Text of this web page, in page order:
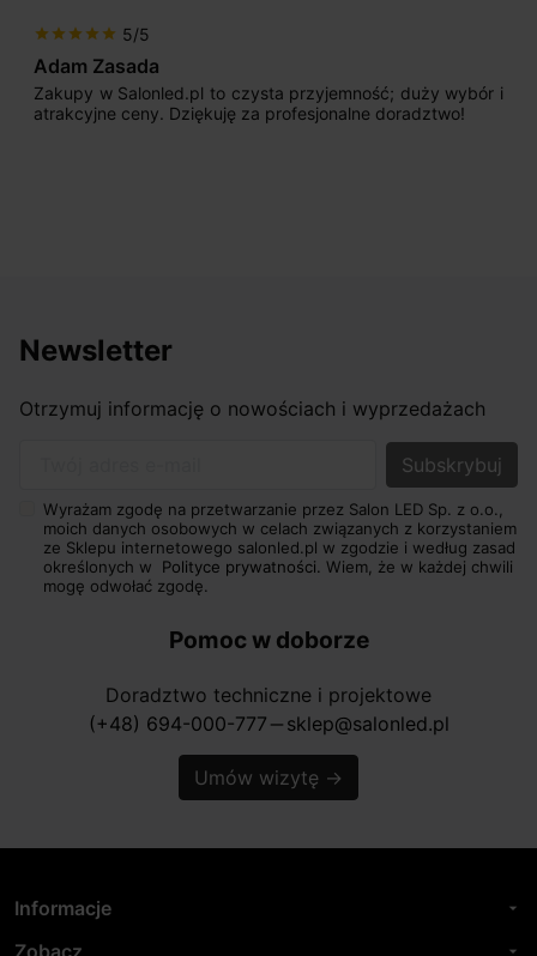
star star star star star 5/5
Adam Zasada
Zakupy w Salonled.pl to czysta przyjemność; duży wybór i
atrakcyjne ceny. Dziękuję za profesjonalne doradztwo!
Newsletter
Otrzymuj informację o nowościach i wyprzedażach
Wyrażam zgodę na przetwarzanie przez Salon LED Sp. z o.o.,
moich danych osobowych w celach związanych z korzystaniem
ze Sklepu internetowego salonled.pl w zgodzie i według zasad
określonych w Polityce prywatności. Wiem, że w każdej chwili
mogę odwołać zgodę.
Pomoc w doborze
Doradztwo techniczne i projektowe
(+48) 694-000-777 horizontal_rule sklep@salonled.pl
Umów wizytę →
Informacje arrow_drop_down
Zobacz arrow_drop_down